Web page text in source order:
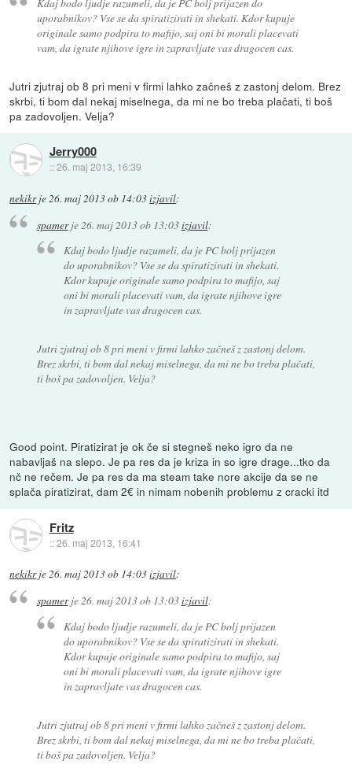
uporabnikov? Vse se da spiratizirati in shekati. Kdor kupuje
originale samo podpira to mafijo, saj oni bi morali placevati
vam, da igrate njihove igre in zapravljate vas dragocen cas.
Jutri zjutraj ob 8 pri meni v firmi lahko začneš z zastonj delom. Brez
skrbi, ti bom dal nekaj miselnega, da mi ne bo treba plačati, ti boš
pa zadovoljen. Velja?
Jerry000
::26. maj 2013, 16:39
nekikrje26. maj 2013 ob 14:03izjavil:
spamerje 26. maj 2013 ob 13:03izjavil:
Kdaj bodo ljudje razumeli, da je PC bolj prijazen
do uporabnikov? Vse se da spiratizirati in shekati.
Kdor kupuje originale samo podpira to mafijo, saj
oni bi morali placevati vam, da igrate njihove igre
in zapravljate vas dragocen cas.
Jutri zjutraj ob 8 pri meni v firmi lahko začneš z zastonj delom.
Brez skrbi, ti bom dal nekaj miselnega, da mi ne bo treba plačati,
ti boš pa zadovoljen. Velja?
Good point. Piratizirat je ok če si stegneš neko igro da ne
nabavljaš na slepo. Je pa res da je kriza in so igre drage...tko da
nč ne rečem. Je pa res da ma steam take nore akcije da se ne
splača piratizirat, dam 2€ in nimam nobenih problemu z cracki itd
Fritz
::26. maj 2013, 16:41
nekikrje26. maj 2013 ob 14:03izjavil:
spamerje26. maj 2013 ob 13:03izjavil:
Kdaj bodo ljudje razumeli, da je PC bolj prijazen
do uporabnikov? Vse se da spiratizirati in shekati.
Kdor kupuje originale samo podpira to mafijo, saj
oni bi morali placevati vam, da igrate njihove igre
in zapravljate vas dragocen cas.
Jutri zjutraj ob 8 pri meni v firmi lahko začneš z zastonj delom.
Brez skrbi, ti bom dal nekaj miselnega, da mi ne bo treba plačati,
ti boš pa zadovoljen. Velja?